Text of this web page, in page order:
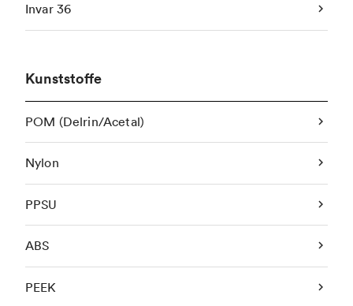
Invar 36
Kunststoffe
POM (Delrin/Acetal)
Nylon
PPSU
ABS
PEEK